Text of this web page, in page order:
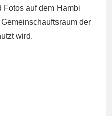
Fotos auf dem Hambi
der
wird.